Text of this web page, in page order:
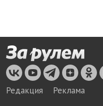
Редакция
Реклама